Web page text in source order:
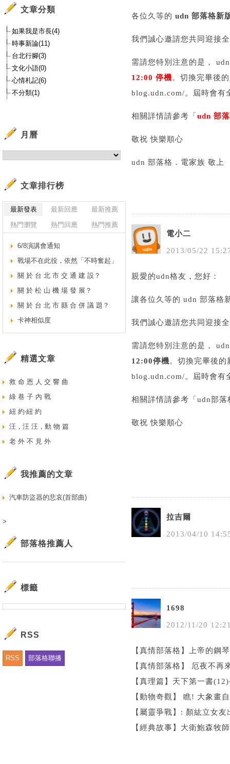
各位久等的 udn 部落格新
我們誠心邀請您共同迎接
需請您特別注意的是，
12:00 停機。切換完畢後
blog.udn.com/。屆時會有
相關詳情請參考「 udn 部
敬祝 快樂順心
udn 部落格．電家族 敬上
電小二
2013/05/22 15:
親愛的udn格友，您好：
讓各位久等的 udn 部落格
我們誠心邀請您共同迎接
需請您特別注意的是，
12:00停機。切換完畢後
blog.udn.com/。屆時會有
相關詳情請參考「 udn部落
敬祝 快樂順心
拉吉爾
2013/04/10 14:
1698
2012/11 /20 12:
【真情部落格】上帝的鋼
【真情部落格】 厄夜不
【真理篇】天下第一書
【動物奇觀】 瞧! 大象畫
【屬靈爭戰】: 顏紘立女
【經典故事】大衛鮑森牧
文章分類
如果我是市長(4)
時事新論(11)
台北行腳(3)
文化小語(0)
心情札記(6)
不分類(1)
月曆
文章排行榜
最新發表 最新回應
最新推薦
熱門瀏覽
熱門回應 熱門推薦
6/8演講會通知
戰場不在此役，依然「不時奮起」
關 於 台 北 市 交 通 建 設？
關 於 松 山 機 場 發 展？
關 於 台 北 市 縣 合 併 議 題？
卡神相似度
精選文章
救 命 恩 人 交 響 曲
綠 巷 子 內 戰
紐 約‧紐 約
汪，汪 汪，動 物 篇
老 外 不 見 外
我推薦的文章
汽車防盜器的悲哀(首部曲)
>
部落格推薦人
標籤
RSS
RSS 部落格聯播